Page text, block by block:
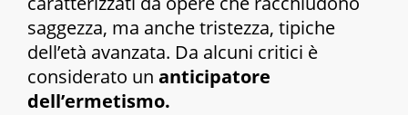
saggezza, ma anche tristezza, tipiche
dell’età avanzata. Da alcuni critici è
considerato un anticipatore
dell’ermetismo.